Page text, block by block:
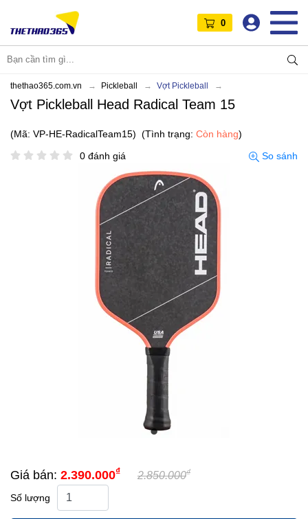
0
thethao365.com.vn Pickleball Vợt Pickleball
Vợt Pickleball Head Radical Team 15
(Mã: VP-HE-RadicalTeam15) (Tình trạng: Còn hàng)
0 đánh giá
So sánh
Giá bán: 2.390.000₫ 2.850.000₫
Số lượng